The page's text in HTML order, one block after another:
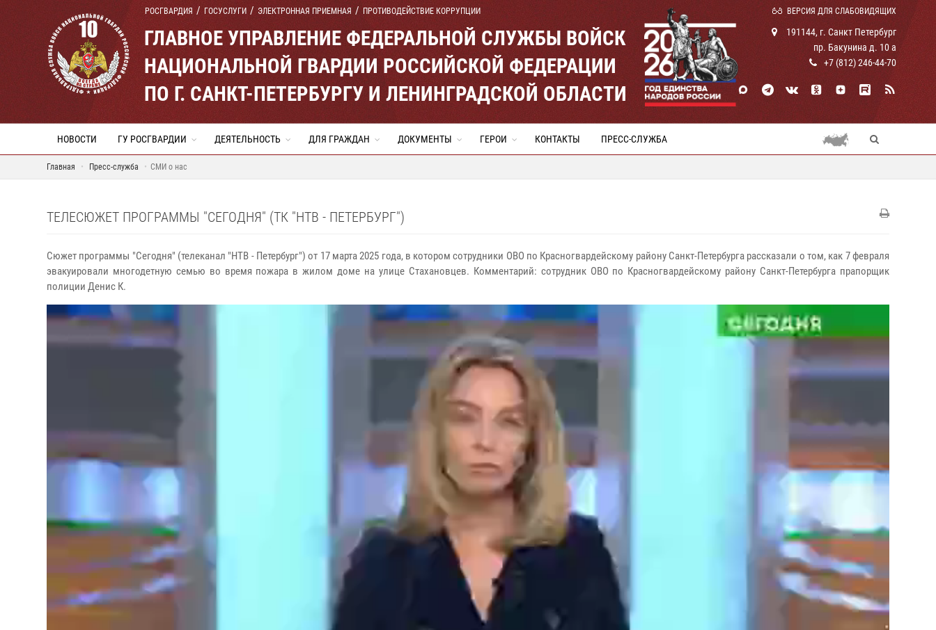
РОСГВАРДИЯ ГОСУСЛУГИ ЭЛЕКТРОННАЯ ПРИЕМНАЯ ПРОТИВОДЕЙСТВИЕ КОРРУПЦИИ ВЕРСИЯ ДЛЯ СЛАБОВИДЯЩИХ
ГЛАВНОЕ УПРАВЛЕНИЕ ФЕДЕРАЛЬНОЙ СЛУЖБЫ ВОЙСК
НАЦИОНАЛЬНОЙ ГВАРДИИ РОССИЙСКОЙ ФЕДЕРАЦИИ
ПО Г. САНКТ-ПЕТЕРБУРГУ И ЛЕНИНГРАДСКОЙ ОБЛАСТИ
191144, г. Санкт Петербург
пр. Бакунина д. 10 а
+7 (812) 246-44-70
НОВОСТИ ГУ РОСГВАРДИИ ДЕЯТЕЛЬНОСТЬ ДЛЯ ГРАЖДАН ДОКУМЕНТЫ ГЕРОИ КОНТАКТЫ ПРЕСС-СЛУЖБА
Главная Пресс-служба СМИ о нас
ТЕЛЕСЮЖЕТ ПРОГРАММЫ "СЕГОДНЯ" (ТК "НТВ - ПЕТЕРБУРГ")
Сюжет программы "Сегодня" (телеканал "НТВ - Петербург") от 17 марта 2025 года, в котором сотрудники ОВО по Красногвардейскому району Санкт-Петербурга рассказали о том, как 7 февраля
эвакуировали многодетную семью во время пожара в жилом доме на улице Стахановцев. Комментарий: сотрудник ОВО по Красногвардейскому району Санкт-Петербурга прапорщик
полиции Денис К.